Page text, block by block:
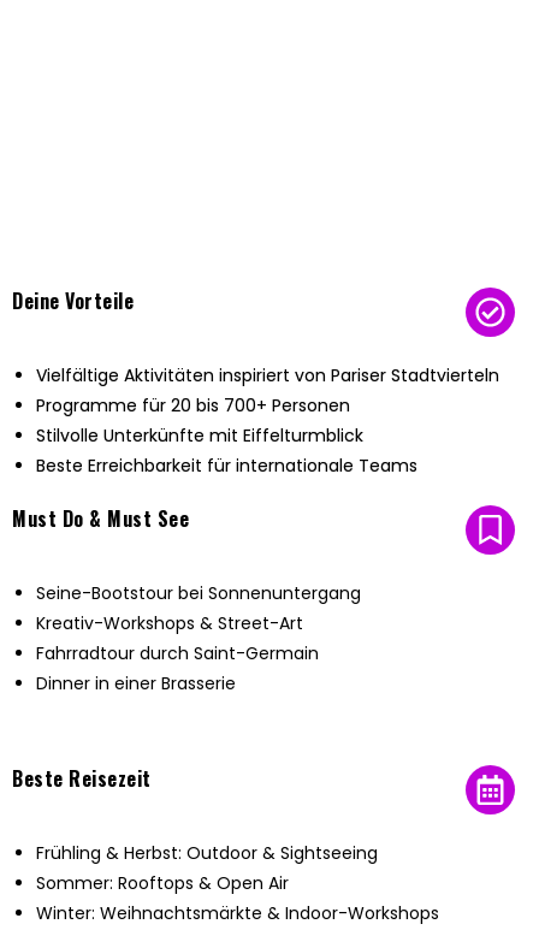
Deine Vorteile
Vielfältige Aktivitäten inspiriert von Pariser Stadtvierteln
Programme für 20 bis 700+ Personen
Stilvolle Unterkünfte mit Eiffelturmblick
Beste Erreichbarkeit für internationale Teams
Must Do & Must See
Seine-Bootstour bei Sonnenuntergang
Kreativ-Workshops & Street-Art
Fahrradtour durch Saint-Germain
Dinner in einer Brasserie
Beste Reisezeit
Frühling & Herbst: Outdoor & Sightseeing
Sommer: Rooftops & Open Air
Winter: Weihnachtsmärkte & Indoor-Workshops